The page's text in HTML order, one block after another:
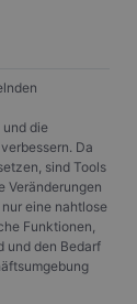
die
Da
sind Tools
Veränderungen
eine nahtlose
Funktionen,
und den Bedarf
sich um
und
die Site
gutes
die